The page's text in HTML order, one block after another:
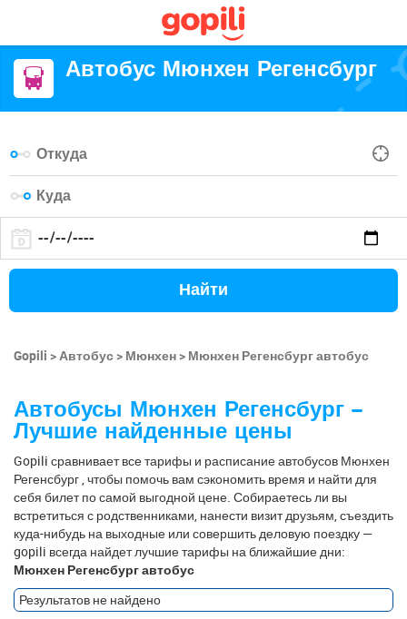
Автобус Мюнхен Регенсбург
Найти
Gopili Автобус Мюнхен Мюнхен Регенсбург автобус
Автобусы Мюнхен Регенсбург –
Лучшие найденные цены
Gopili сравнивает все тарифы и расписание автобусов Мюнхен
Регенсбург , чтобы помочь вам сэкономить время и найти для
себя билет по самой выгодной цене. Собираетесь ли вы
встретиться с родственниками, нанести визит друзьям, съездить
куда-нибудь на выходные или совершить деловую поездку —
gopili всегда найдет лучшие тарифы на ближайшие дни:
Мюнхен Регенсбург автобус
Результатов не найдено